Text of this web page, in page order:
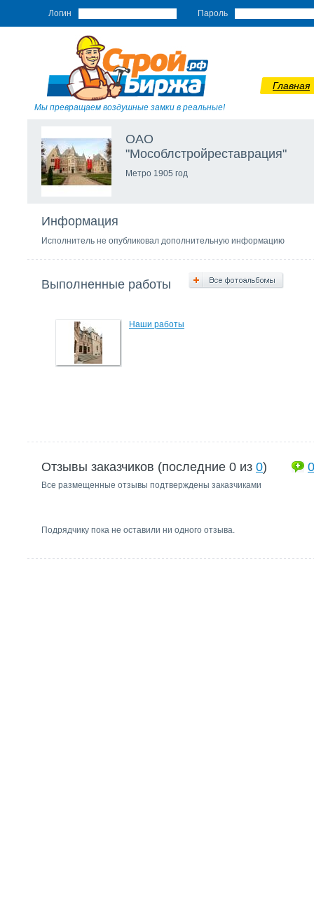
Логин Пароль
Мы превращаем воздушные замки в реальные!
Главная
ОАО
"Мособлстройреставрация"
Метро 1905 год
Информация
Исполнитель не опубликовал дополнительную информацию
Выполненные работы
Наши работы
Отзывы заказчиков (последние 0 из 0) 0
Все размещенные отзывы подтверждены заказчиками
Подрядчику пока не оставили ни одного отзыва.